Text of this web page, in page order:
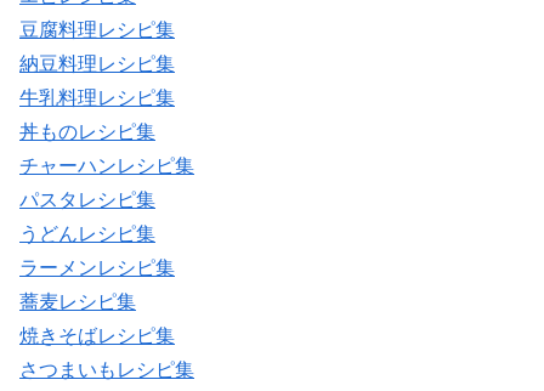
豆腐料理レシピ集
納豆料理レシピ集
牛乳料理レシピ集
丼ものレシピ集
チャーハンレシピ集
パスタレシピ集
うどんレシピ集
ラーメンレシピ集
蕎麦レシピ集
焼きそばレシピ集
さつまいもレシピ集